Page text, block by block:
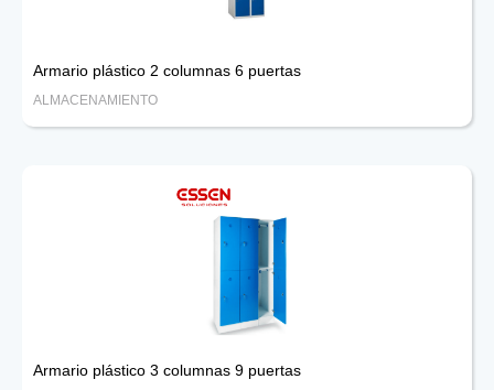
Armario plástico 2 columnas 6 puertas
ALMACENAMIENTO
Armario plástico 3 columnas 9 puertas